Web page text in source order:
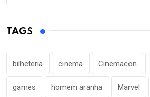
TAGS
bilheteria cinema Cinemacon
games homem aranha Marvel